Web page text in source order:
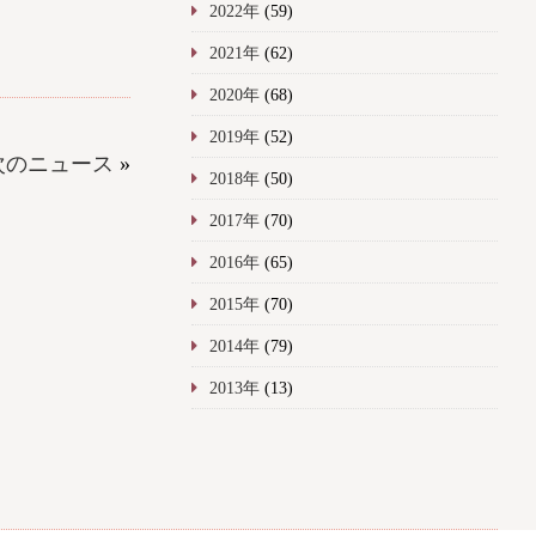
のニュース »
2022年(59)
2021年(62)
2020年(68)
2019年(52)
2018年(50)
2017年(70)
2016年(65)
2015年(70)
2014年(79)
2013年(13)